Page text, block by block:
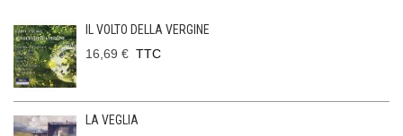
IL VOLTO DELLA VERGINE
16,69 € TTC
LA VEGLIA